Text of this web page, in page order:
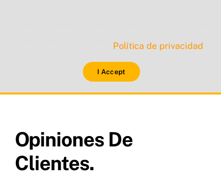
Política de privacidad
I Accept
Opiniones De
Clientes.